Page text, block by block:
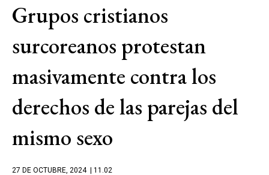
Grupos cristianos
surcoreanos protestan
masivamente contra los
derechos de las parejas del
mismo sexo
27 DE OCTUBRE, 2024 | 11.02